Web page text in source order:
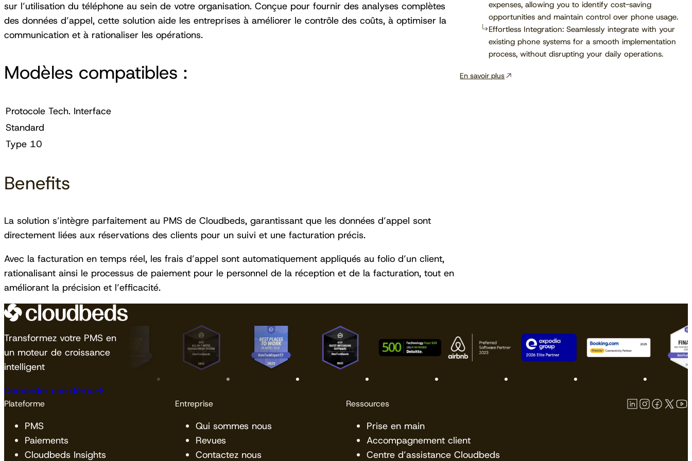
sur l’utilisation du téléphone au sein de votre organisation. Conçue pour fournir des analyses complètes
des données d’appel, cette solution aide les entreprises à améliorer le contrôle des coûts, à optimiser la
communication et à rationaliser les opérations.
Modèles compatibles :
Protocole Tech. Interface
Standard
Type 10
Benefits
La solution s’intègre parfaitement au PMS de Cloudbeds, garantissant que les données d’appel sont
directement liées aux réservations des clients pour un suivi et une facturation précis.
Avec la facturation en temps réel, les frais d’appel sont automatiquement appliqués au folio d’un client,
rationalisant ainsi le processus de paiement pour le personnel de la réception et de la facturation, tout en
améliorant la précision et l’efficacité.
expenses, allowing you to identify cost-saving
opportunities and maintain control over phone usage.
Effortless Integration: Seamlessly integrate with your
existing phone systems for a smooth implementation
process, without disrupting your daily operations.
En savoir plus
Transformez votre PMS en
un moteur de croissance
intelligent
Demander une démo
Plateforme
PMS
Paiements
Cloudbeds Insights
Entreprise
Qui sommes nous
Revues
Contactez nous
Ressources
Prise en main
Accompagnement client
Centre d’assistance Cloudbeds